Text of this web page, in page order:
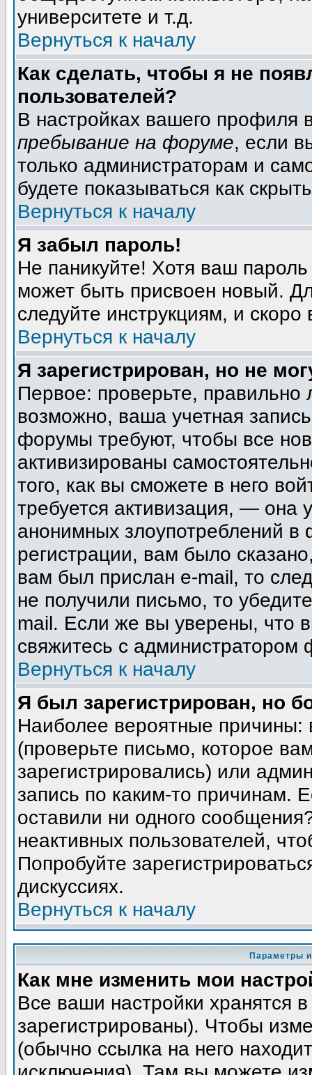
университете и т.д.
Вернуться к началу
Как сделать, чтобы я не
пользователей?
В настройках вашего
пребывание на форуме, если
только администраторам и
будете показываться как
Вернуться к началу
Я забыл пароль!
Не паникуйте! Хотя ваш
может быть присвоен новый.
следуйте инструкциям, и
Вернуться к началу
Я зарегистрирован, но не
Первое: проверьте,
возможно, ваша учетная
форумы требуют, чтобы все
активизированы
того, как вы сможете в него
требуется активизация, — она
анонимных злоупотреблений
регистрации, вам было
вам был прислан e-mail, то
не получили письмо, то
mail. Если же вы уверены, что
свяжитесь с администратором
Вернуться к началу
Я был зарегистрирован, но
Наиболее вероятные
(проверьте письмо, которое
зарегистрировались) или
запись по каким-то причинам.
оставили ни одного
неактивных пользователей,
Попробуйте
дискуссиях.
Вернуться к началу
Параметры
Как мне изменить мои
Все ваши настройки хранятся
зарегистрированы). Чтобы
(обычно ссылка на него